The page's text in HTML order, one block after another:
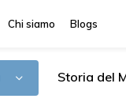
Chi siamo Blogs
Storia del